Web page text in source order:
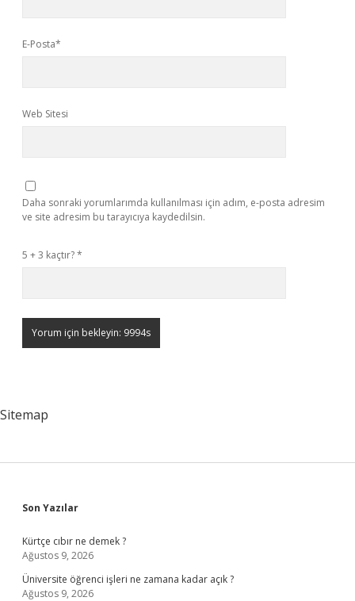
E-Posta*
Web Sitesi
Daha sonraki yorumlarımda kullanılması için adım, e-posta adresim
ve site adresim bu tarayıcıya kaydedilsin.
5 + 3 kaçtır?*
Sitemap
Sidebar
Son Yazılar
Kürtçe cıbır ne demek ?
Ağustos 9, 2026
Üniversite öğrenci işleri ne zamana kadar açık ?
Ağustos 9, 2026